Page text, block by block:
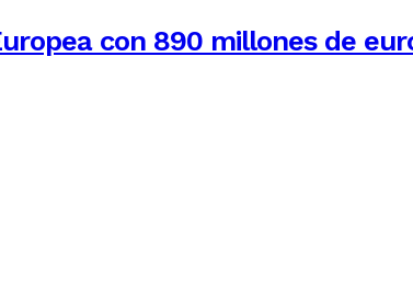
con 890 millones de